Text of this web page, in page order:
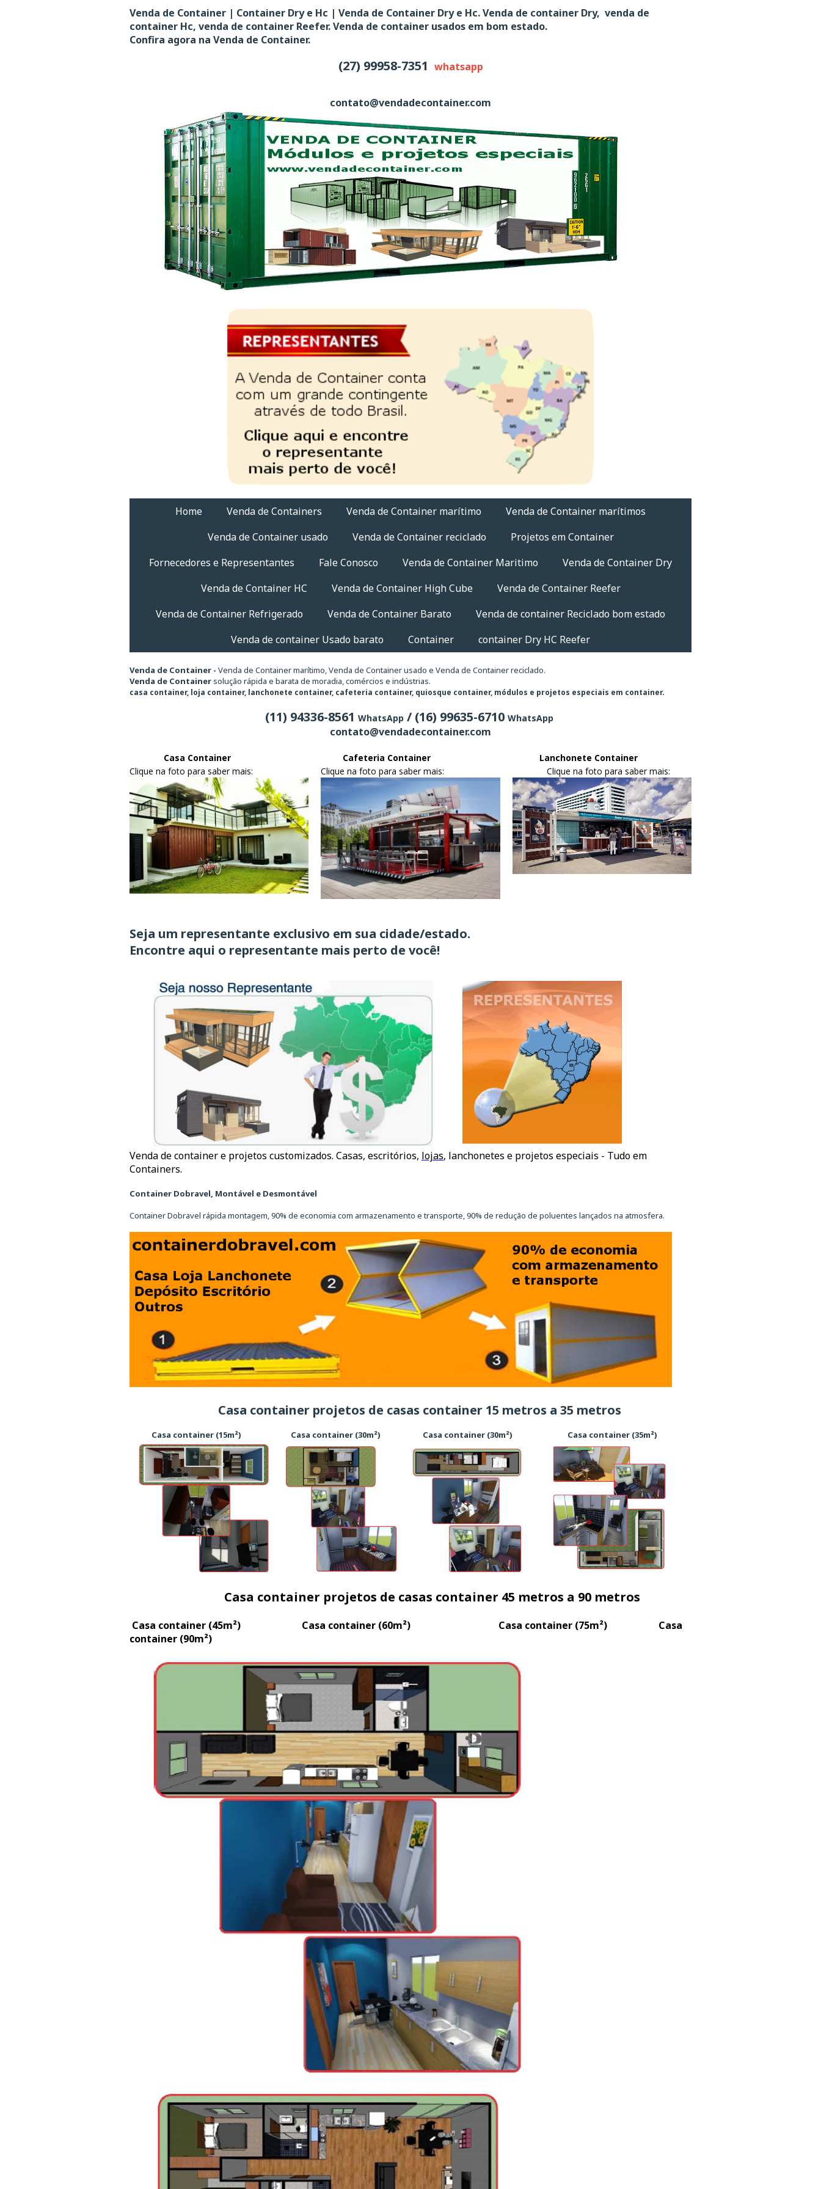
Venda de Container | Container Dry e Hc | Venda de Container Dry e Hc. Venda de container Dry, venda de
container Hc, venda de container Reefer. Venda de container usados em bom estado.
Confira agora na Venda de Container.
(27) 99958-7351 whatsapp
contato@vendadecontainer.com
Home Venda de Containers Venda de Container marítimo
Venda de Container marítimos
Venda de Container usado
Venda de Container reciclado
Projetos em Container
Fornecedores e Representantes
Fale Conosco Venda de Container Maritimo
Venda de Container Dry
Venda de Container HC
Venda de Container High Cube
Venda de Container Reefer
Venda de Container Refrigerado
Venda de Container Barato
Venda de container Reciclado bom estado
Venda de container Usado barato
Container container Dry HC Reefer
Venda de Container - Venda de Container marítimo, Venda de Container usado e Venda de Container reciclado.
Venda de Containersolução rápida e barata de moradia, comércios e indústrias.
casa container, loja container, lanchonete container, cafeteria container, quiosque container, módulos e projetos especiais em container.
(11) 94336-8561 WhatsApp/ (16) 99635-6710 WhatsApp
contato@vendadecontainer.com
Casa Container
Clique na foto para saber mais:
Cafeteria Container
Clique na foto para saber mais:
Lanchonete Container
Clique na foto para saber mais:
Seja um representante exclusivo em sua cidade/estado.
Encontre aqui o representante mais perto de você!
Venda de container e projetos customizados. Casas, escritórios, lojas, lanchonetes e projetos especiais - Tudo em
Containers.
Container Dobravel, Montável e Desmontável
Container Dobravel rápida montagem, 90% de economia com armazenamento e transporte, 90% de redução de poluentes lançados na atmosfera.
Casa container projetos de casas container 15 metros a 35 metros
Casa container (15m²) Casa container (30m²) Casa container (30m²) Casa container (35m²)
Casa container projetos de casas container 45 metros a 90 metros
Casa container (45m²) Casa container (60m²) Casa container (75m²) Casa
container (90m²)